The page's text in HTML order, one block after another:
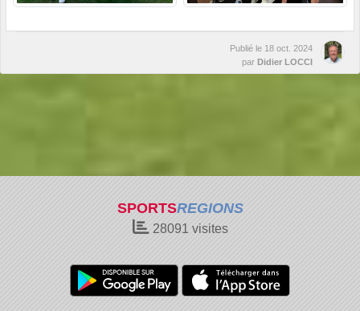
Publié le 18 oct. 2024
par Didier LOCCI
SPORTSREGIONS
28091 visites